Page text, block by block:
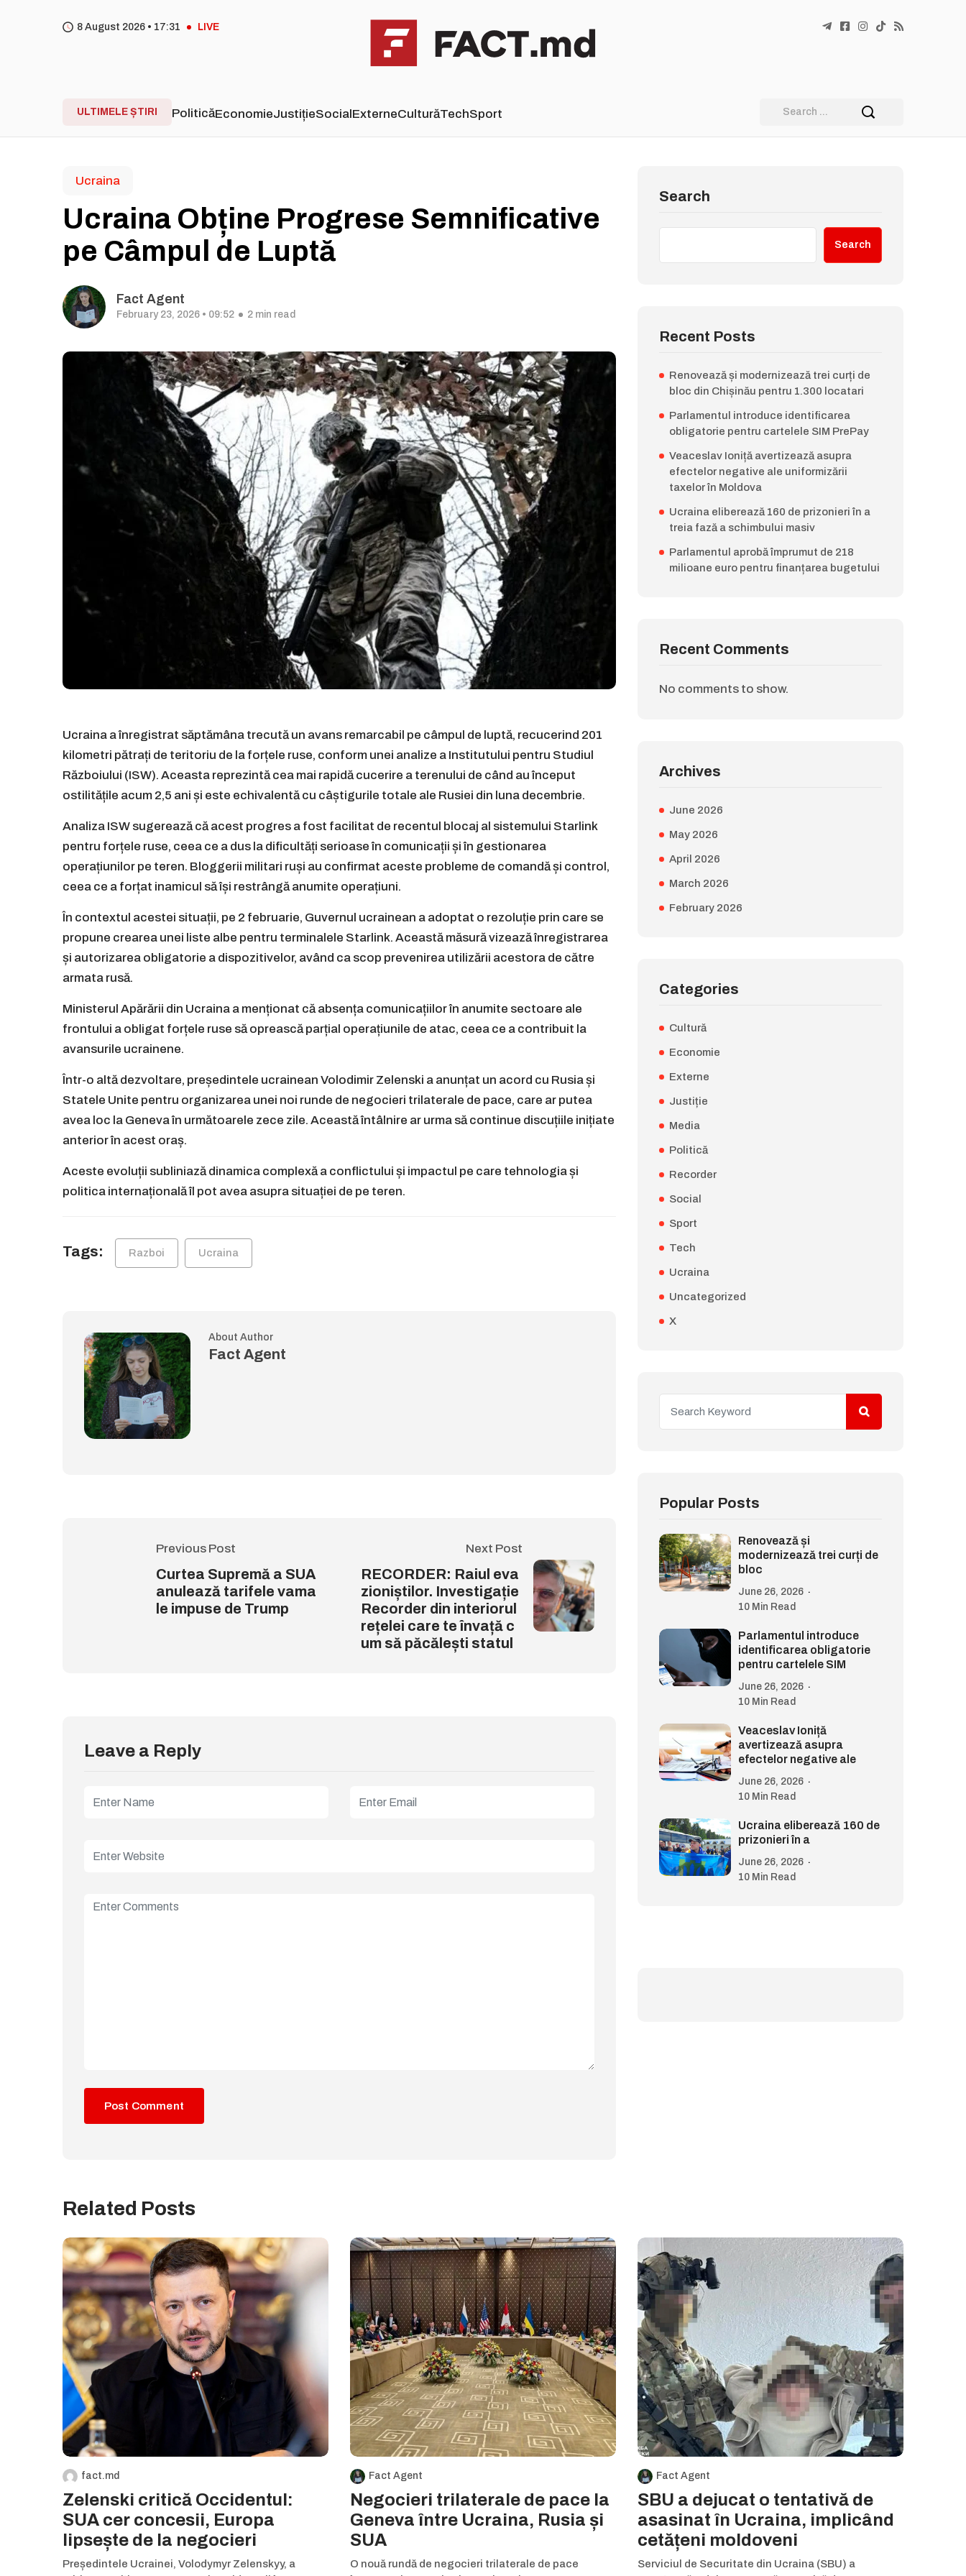
8 August 2026 • 17 31 LIVE
ULTIMELE ȘTIRI PoliticăEconomieJustițieSocialExterneCulturăTechSport
Ucraina
Ucraina Obține Progrese Semnificative
pe Câmpul de Luptă
Fact Agent
February 23, 2026 • 09:52 2 min read
Ucraina a înregistrat săptămâna trecută un avans remarcabil pe câmpul de luptă, recucerind 201
kilometri pătrați de teritoriu de la forțele ruse, conform unei analize a Institutului pentru Studiul
Războiului (ISW). Aceasta reprezintă cea mai rapidă cucerire a terenului de când au început
ostilitățile acum 2,5 ani și este echivalentă cu câștigurile totale ale Rusiei din luna decembrie.
Analiza ISW sugerează că acest progres a fost facilitat de recentul blocaj al sistemului Starlink
pentru forțele ruse, ceea ce a dus la dificultăți serioase în comunicații și în gestionarea
operațiunilor pe teren. Bloggerii militari ruși au confirmat aceste probleme de comandă și control,
ceea ce a forțat inamicul să își restrângă anumite operațiuni.
În contextul acestei situații, pe 2 februarie, Guvernul ucrainean a adoptat o rezoluție prin care se
propune crearea unei liste albe pentru terminalele Starlink. Această măsură vizează înregistrarea
și autorizarea obligatorie a dispozitivelor, având ca scop prevenirea utilizării acestora de către
armata rusă.
Ministerul Apărării din Ucraina a menționat că absența comunicațiilor în anumite sectoare ale
frontului a obligat forțele ruse să oprească parțial operațiunile de atac, ceea ce a contribuit la
avansurile ucrainene.
Într-o altă dezvoltare, președintele ucrainean Volodimir Zelenski a anunțat un acord cu Rusia și
Statele Unite pentru organizarea unei noi runde de negocieri trilaterale de pace, care ar putea
avea loc la Geneva în următoarele zece zile. Această întâlnire ar urma să continue discuțiile inițiate
anterior în acest oraș.
Aceste evoluții subliniază dinamica complexă a conflictului și impactul pe care tehnologia și
politica internațională îl pot avea asupra situației de pe teren.
Tags: Razboi Ucraina
About Author
Fact Agent
Previous Post
Curtea Supremă a SUA
anulează tarifele vama
le impuse de Trump
Next Post
RECORDER: Raiul eva
zioniștilor. Investigație
Recorder din interiorul
rețelei care te învață c
um să păcălești statul
Leave a Reply
Search
Search
Recent Posts
Renovează și modernizează trei curți de
bloc din Chișinău pentru 1.300 locatari
Parlamentul introduce identificarea
obligatorie pentru cartelele SIM PrePay
Veaceslav Ioniță avertizează asupra
efectelor negative ale uniformizării
taxelor în Moldova
Ucraina eliberează 160 de prizonieri în a
treia fază a schimbului masiv
Parlamentul aprobă împrumut de 218
milioane euro pentru finanțarea bugetului
Recent Comments
No comments to show.
Archives
June 2026
May 2026
April 2026
March 2026
February 2026
Categories
Cultură
Economie
Externe
Justiție
Media
Politică
Recorder
Social
Sport
Tech
Ucraina
Uncategorized
X
Popular Posts
Renovează și
modernizează trei curți de
bloc
June 26, 2026
10 Min Read
Parlamentul introduce
identificarea obligatorie
pentru cartelele SIM
June 26, 2026
10 Min Read
Veaceslav Ioniță
avertizează asupra
efectelor negative ale
June 26, 2026
10 Min Read
Ucraina eliberează 160 de
prizonieri în a
June 26, 2026
10 Min Read
Related Posts
fact.md
Zelenski critică Occidentul:
SUA cer concesii, Europa
lipsește de la negocieri
Președintele Ucrainei, Volodymyr Zelenskyy, a
Fact Agent
Negocieri trilaterale de pace la
Geneva între Ucraina, Rusia și
SUA
O nouă rundă de negocieri trilaterale de pace
Fact Agent
SBU a dejucat o tentativă de
asasinat în Ucraina, implicând
cetățeni moldoveni
Serviciul de Securitate din Ucraina (SBU) a